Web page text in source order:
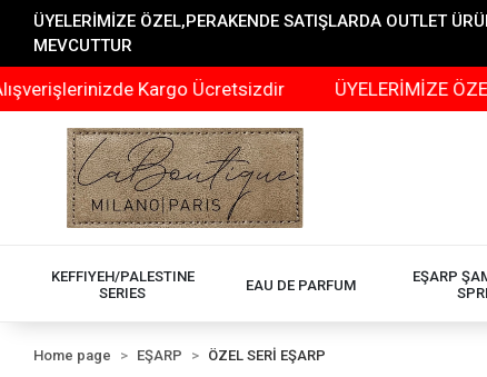
ÜYELERİMİZE ÖZEL,PERAKENDE SATIŞLARDA OUTLET
MEVCUTTUR
Kargo Ücretsizdir ÜYELERİMİZE
KEFFIYEH/PALESTINE
SERIES
EAU DE PARFUM
EŞARP
Home page EŞARP ÖZEL SERİ EŞARP